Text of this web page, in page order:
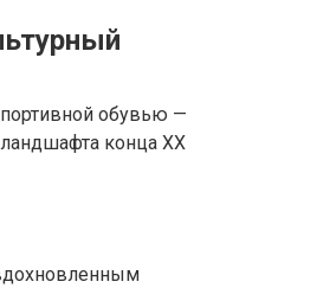
обувью —
конца XX